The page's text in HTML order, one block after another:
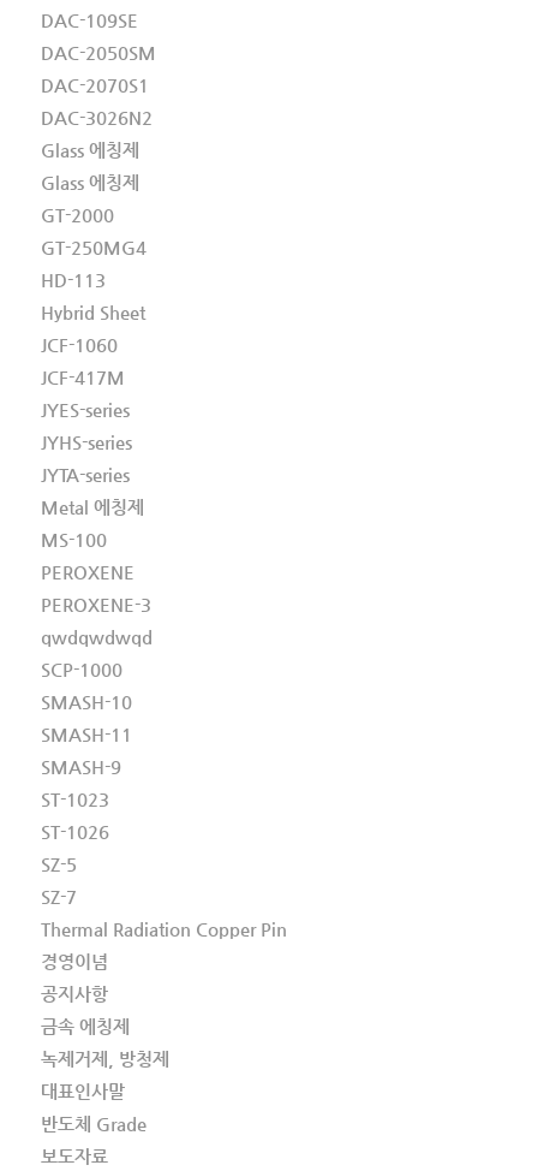
DAC-109SE
DAC-2050SM
DAC-2070S1
DAC-3026N2
Glass 에칭제
Glass 에칭제
GT-2000
GT-250MG4
HD-113
Hybrid Sheet
JCF-1060
JCF-417M
JYES-series
JYHS-series
JYTA-series
Metal 에칭제
MS-100
PEROXENE
PEROXENE-3
qwdqwdwqd
SCP-1000
SMASH-10
SMASH-11
SMASH-9
ST-1023
ST-1026
SZ-5
SZ-7
Thermal Radiation Copper Pin
경영이념
공지사항
금속 에칭제
녹제거제, 방청제
대표인사말
반도체 Grade
보도자료